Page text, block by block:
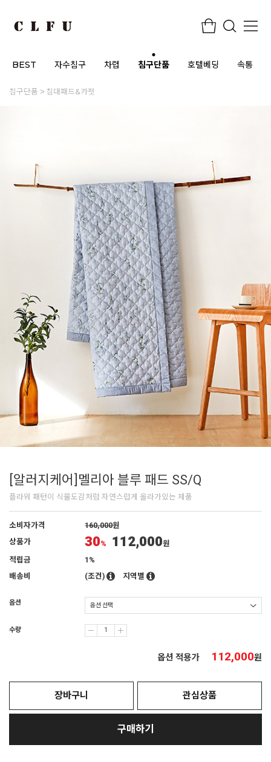
BEST 자수침구 차렵 침구단품 호텔베딩 속통
침구단품 침대패드&카펫
[알러지케어]멜리아 블루 패드 SS/Q
플라워 패턴이 식물도감처럼 자연스럽게 올라가있는 제품
소비자가격 160,000원
상품가
30% 112,000원
적립금
1%
배송비
(조건) 지역별
옵션
수량
옵션 적용가 112,000원
장바구니 관심상품
구매하기